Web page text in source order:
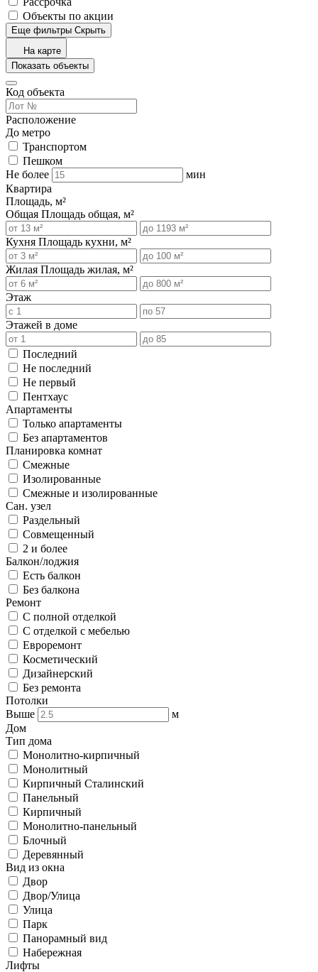
Объекты по акции
Еще фильтры Скрыть
На карте
Показать объекты
Код объекта
Расположение
До метро
Транспортом
Пешком
Не более
мин
Квартира
Площадь, м²
Общая Площадь общая, м²
Кухня Площадь кухни, м²
Жилая Площадь жилая, м²
Этаж
Этажей в доме
Последний
Не последний
Не первый
Пентхаус
Апартаменты
Только апартаменты
Без апартаментов
Планировка комнат
Смежные
Изолированные
Смежные и изолированные
Сан. узел
Раздельный
Совмещенный
2 и более
Балкон/лоджия
Есть балкон
Без балкона
Ремонт
С полной отделкой
С отделкой с мебелью
Евроремонт
Косметический
Дизайнерский
Без ремонта
Потолки
Выше
м
Дом
Тип дома
Монолитно-кирпичный
Монолитный
Кирпичный Сталинский
Панельный
Кирпичный
Монолитно-панельный
Блочный
Деревянный
Вид из окна
Двор
Двор/Улица
Улица
Парк
Панорамный вид
Набережная
Лифты